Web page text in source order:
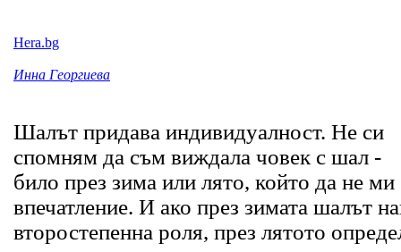
Hera.bg
Инна Георгиева
Шалът придава индивидуалност. Не си
спомням да съм виждала човек с шал -
било през зима или лято, който да не ми
впечатление. И ако през зимата шалът
второстепенна роля, през лятото